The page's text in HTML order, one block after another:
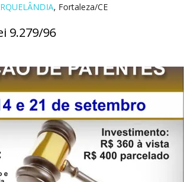
, Fortaleza/CE
9.279/96